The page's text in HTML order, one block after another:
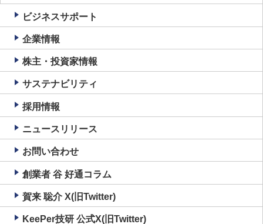
ビジネスサポート
企業情報
株主・投資家情報
サステナビリティ
採用情報
ニュースリリース
お問い合わせ
創業者 谷 好通コラム
賀来 聡介 X(旧Twitter)
KeePer技研 公式X(旧Twitter)